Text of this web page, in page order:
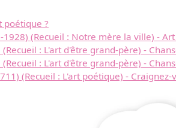
poétique ?
1928) (Recueil : Notre mère la ville) -
: L'art d'être grand-père) -
: L'art d'être grand-père) -
(Recueil : L'art poétique) -